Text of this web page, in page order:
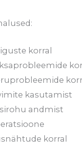
korral
kasutamist
andmist
korral